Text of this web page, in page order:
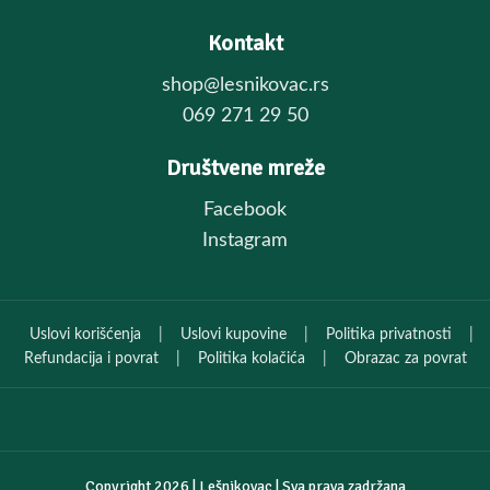
Kontakt
shop@lesnikovac.rs
069 271 29 50
Društvene mreže
Facebook
Instagram
Uslovi korišćenja Uslovi kupovine Politika privatnosti
Refundacija i povrat
Politika kolačića Obrazac za povrat
Copyright2026 | Lešnikovac | Sva prava zadržana